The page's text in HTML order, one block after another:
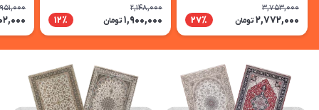
210*155 سانتی متر رنگ نوک
مدادی
3,753,000
2,772,000 تومان 27٪
طوسی-ذغالی
2,148,000
1,900,000 تومان 12٪